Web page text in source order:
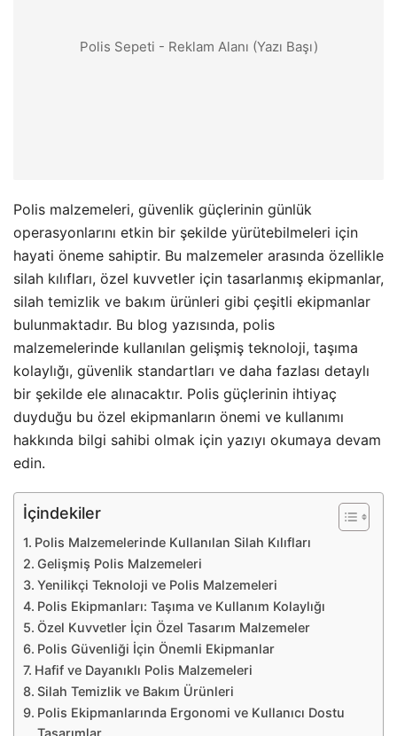
Polis Sepeti - Reklam Alanı (Yazı Başı)
Polis malzemeleri, güvenlik güçlerinin günlük
operasyonlarını etkin bir şekilde yürütebilmeleri için
hayati öneme sahiptir. Bu malzemeler arasında özellikle
silah kılıfları, özel kuvvetler için tasarlanmış ekipmanlar,
silah temizlik ve bakım ürünleri gibi çeşitli ekipmanlar
bulunmaktadır. Bu blog yazısında, polis
malzemelerinde kullanılan gelişmiş teknoloji, taşıma
kolaylığı, güvenlik standartları ve daha fazlası detaylı
bir şekilde ele alınacaktır. Polis güçlerinin ihtiyaç
duyduğu bu özel ekipmanların önemi ve kullanımı
hakkında bilgi sahibi olmak için yazıyı okumaya devam
edin.
İçindekiler
Polis Malzemelerinde Kullanılan Silah Kılıfları
Gelişmiş Polis Malzemeleri
Yenilikçi Teknoloji ve Polis Malzemeleri
Polis Ekipmanları: Taşıma ve Kullanım Kolaylığı
Özel Kuvvetler İçin Özel Tasarım Malzemeler
Polis Güvenliği İçin Önemli Ekipmanlar
Hafif ve Dayanıklı Polis Malzemeleri
Silah Temizlik ve Bakım Ürünleri
Polis Ekipmanlarında Ergonomi ve Kullanıcı Dostu
Tasarımlar